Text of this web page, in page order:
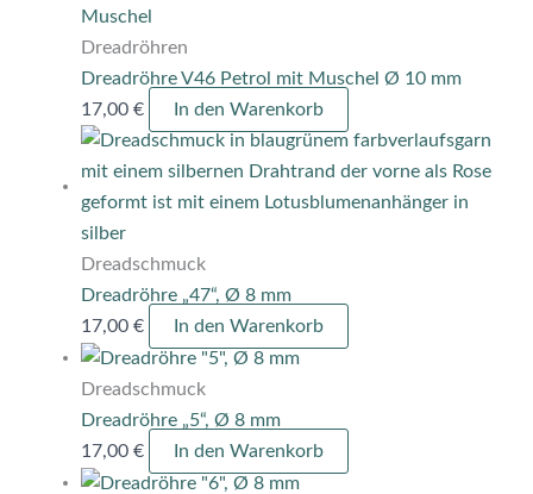
Dreadröhren
Dreadröhre V46 Petrol mit Muschel Ø 10 mm
17,00 € In den Warenkorb
Dreadschmuck
Dreadröhre „47“, Ø 8 mm
17,00 € In den Warenkorb
Dreadschmuck
Dreadröhre „5“, Ø 8 mm
17,00 € In den Warenkorb